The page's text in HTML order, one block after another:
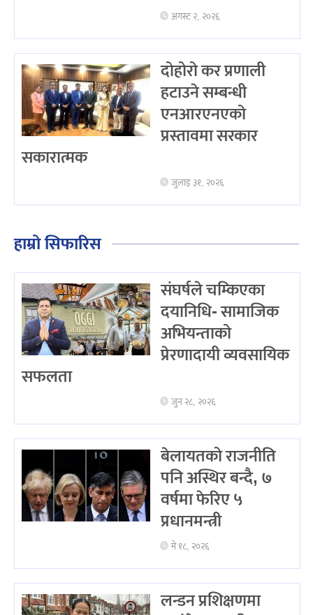
अगस्ट २, २०२६
दोहोरो कर प्रणाली
हटाउने सम्बन्धी
एनआरएनएको
प्रस्तावमा सरकार
सकारात्मक
जुलाइ ३१, २०२६
हाम्रो सिफारिस
संघर्षले चम्किएका
दयानिधि- सामाजिक
अभियन्ताको
प्रेरणादायी व्यवसायिक
सफलता
जुन २८, २०२६
बेलायतको राजनीति
पनि अस्थिर बन्दै, ७
वर्षमा फेरिए ५
प्रधानमन्त्री
मे १८, २०२६
लन्डन प्रशिक्षणमा